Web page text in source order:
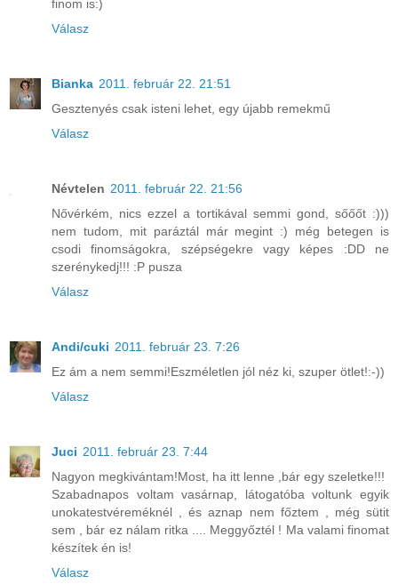
finom is:)
Válasz
Bianka 2011. február 22. 21:51
Gesztenyés csak isteni lehet, egy újabb remekmű
Válasz
Névtelen 2011. február 22. 21:56
Nővérkém, nics ezzel a tortikával semmi gond, sőőőt :)))
nem tudom, mit paráztál már megint :) még betegen is
csodi finomságokra, szépségekre vagy képes :DD ne
szerénykedj!!! :P pusza
Válasz
Andi/cuki 2011. február 23. 7:26
Ez ám a nem semmi!Eszméletlen jól néz ki, szuper ötlet!:-))
Válasz
Juci 2011. február 23. 7:44
Nagyon megkivántam!Most, ha itt lenne ,bár egy szeletke!!!
Szabadnapos voltam vasárnap, látogatóba voltunk egyik
unokatestvéreméknél , és aznap nem főztem , még sütit
sem , bár ez nálam ritka .... Meggyőztél ! Ma valami finomat
készítek én is!
Válasz